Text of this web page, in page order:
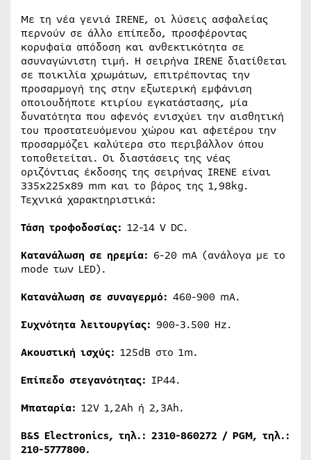
Με τη νέα γενιά IRENE, οι λύσεις ασφαλείας
περνούν σε άλλο επίπεδο, προσφέροντας
κορυφαία απόδοση και ανθεκτικότητα σε
ασυναγώνιστη τιμή. Η σειρήνα IRENE διατίθεται
σε ποικιλία χρωμάτων, επιτρέποντας την
προσαρμογή της στην εξωτερική εμφάνιση
οποιουδήποτε κτιρίου εγκατάστασης, μία
δυνατότητα που αφενός ενισχύει την αισθητική
του προστατευόμενου χώρου και αφετέρου την
προσαρμόζει καλύτερα στο περιβάλλον όπου
τοποθετείται. Οι διαστάσεις της νέας
οριζόντιας έκδοσης της σειρήνας IRENE είναι
335x225x89 mm και το βάρος της 1,98kg.
Τεχνικά χαρακτηριστικά:
Τάση τροφοδοσίας: 12-14 V DC.
Κατανάλωση σε ηρεμία: 6-20 mA (ανάλογα με το
mode των LED).
Κατανάλωση σε συναγερμό: 460-900 mA.
Συχνότητα λειτουργίας: 900-3.500 Hz.
Ακουστική ισχύς: 125dB στο 1m.
Επίπεδο στεγανότητας: IP44.
Μπαταρία: 12V 1,2Ah ή 2,3Ah.
B&S Electronics, τηλ.: 2310-860272 / PGM, τηλ.:
210-5777800.